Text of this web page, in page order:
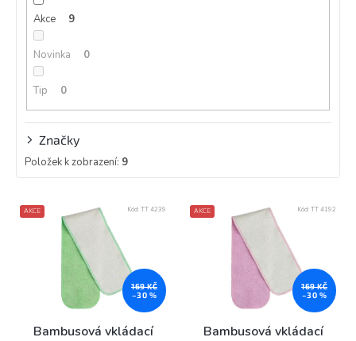
Akce 9
Novinka 0
Tip 0
Značky
Položek k zobrazení: 9
V
ýAKCE
169 KČ
–30 %
Bambusová vkládací
Kód: TT 4239 AKCE
169 KČ
–30 %
Bambusová vkládací
Kód: TT 4192